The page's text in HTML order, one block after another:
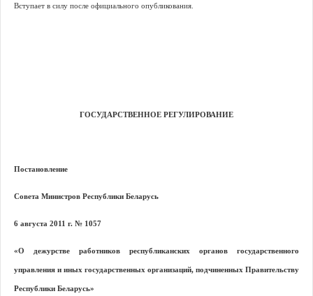
Вступает в силу после официального опубликования.
ГОСУДАРСТВЕННОЕ РЕГУЛИРОВАНИЕ
Постановление
Совета Министров Республики Беларусь
6 августа 2011 г. № 1057
«О дежурстве работников республиканских органов государственного
управления и иных государственных организаций, подчиненных Правительству
Республики Беларусь»